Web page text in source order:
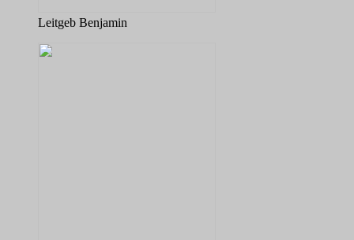
Leitgeb Benjamin